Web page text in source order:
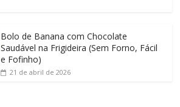
Bolo de Banana com Chocolate
Saudável na Frigideira (Sem Forno, Fácil
e Fofinho)
21 de abril de 2026